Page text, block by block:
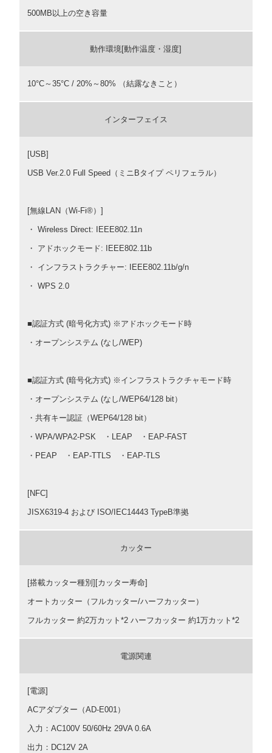
500MB以上の空き容量
動作環境[動作温度・湿度]
10°C～35°C / 20%～80% （結露なきこと）
インターフェイス
[USB]
USB Ver.2.0 Full Speed（ミニBタイプ ペリフェラル）
[無線LAN（Wi-Fi®）]
・ Wireless Direct: IEEE802.11n
・ アドホックモード: IEEE802.11b
・ インフラストラクチャー: IEEE802.11b/g/n
・ WPS 2.0
■認証方式 (暗号化方式) ※アドホックモード時
・オープンシステム (なし/WEP)
■認証方式 (暗号化方式) ※インフラストラクチャモード時
・オープンシステム (なし/WEP64/128 bit）
・共有キー認証（WEP64/128 bit）
・WPA/WPA2-PSK ・LEAP ・EAP-FAST
・PEAP ・EAP-TTLS ・EAP-TLS
[NFC]
JISX6319-4 および ISO/IEC14443 TypeB準拠
カッター
[搭載カッター種別][カッター寿命]
オートカッター（フルカッター/ハーフカッター）
フルカッター 約2万カット*2 ハーフカッター 約1万カット*2
電源関連
[電源]
ACアダプター（AD-E001）
入力：AC100V 50/60Hz 29VA 0.6A
出力：DC12V 2A